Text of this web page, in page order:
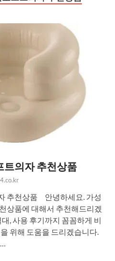
트의자 추천상품
추천상품 안녕하세요. 가성
상품에 대해서 추천해드리겠
, 사용 후기까지 꼼꼼하게 비
위해 도움을 드리겠습니다.